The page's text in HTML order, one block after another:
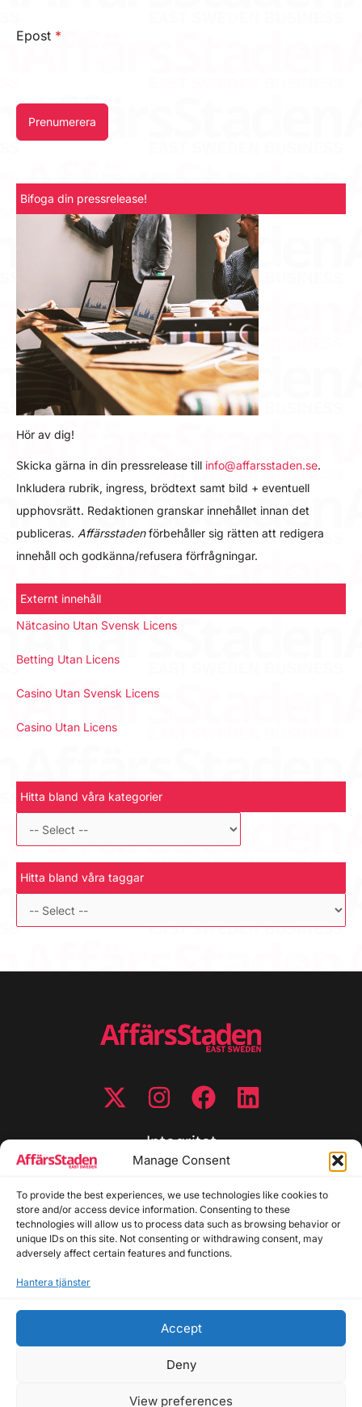
Manage Consent
To provide the best experiences, we use technologies like cookies to
store and/or access device information. Consenting to these
technologies will allow us to process data such as browsing behavior or
unique IDs on this site. Not consenting or withdrawing consent, may
adversely affect certain features and functions.
Hantera tjänster
Accept
Deny
View preferences
Epost *
Prenumerera
Bifoga din pressrelease!
Hör av dig!
Skicka gärna in din pressrelease till info@affarsstaden.se.
Inkludera rubrik, ingress, brödtext samt bild + eventuell
upphovsrätt. Redaktionen granskar innehållet innan det
publiceras. Affärsstadenförbehåller sig rätten att redigera
innehåll och godkänna/refusera förfrågningar.
Externt innehåll
Nätcasino Utan Svensk Licens
Betting Utan Licens
Casino Utan Svensk Licens
Casino Utan Licens
Hitta bland våra kategorier
Hitta bland våra taggar
Integritet
Cookiepolicy
Disclaimer
Redaktionell policy
Utgivarinformation
Allmänna frågor: info@affarsstaden.se | Tipsa
annons@affarsstaden.se